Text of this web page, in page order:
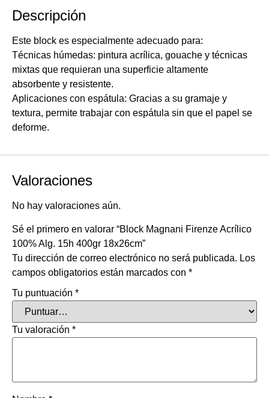
Descripción
Este block es especialmente adecuado para:
Técnicas húmedas: pintura acrílica, gouache y técnicas
mixtas que requieran una superficie altamente
absorbente y resistente.
Aplicaciones con espátula: Gracias a su gramaje y
textura, permite trabajar con espátula sin que el papel se
deforme.
Valoraciones
No hay valoraciones aún.
Sé el primero en valorar “Block Magnani Firenze Acrílico
100% Alg. 15h 400gr 18x26cm”
Tu dirección de correo electrónico no será publicada. Los
campos obligatorios están marcados con *
Tu puntuación *
Tu valoración *